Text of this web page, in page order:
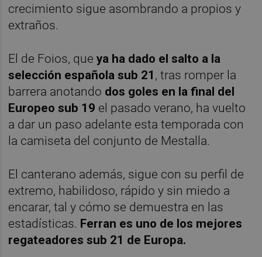
crecimiento sigue asombrando a propios y
extraños.
El de Foios, queya ha dado el salto a la
selección española sub 21 , tras romper la
barrera anotando dos goles en la final del
Europeo sub 19 el pasado verano, ha vuelto
a dar un paso adelante esta temporada con
la camiseta del conjunto de Mestalla.
El canterano además, sigue con su perfil de
extremo, habilidoso, rápido y sin miedo a
encarar, tal y cómo se demuestra en las
estadísticas. Ferran es uno de los mejores
regateadores sub 21 de Europa.